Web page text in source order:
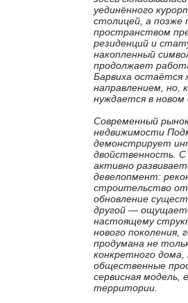
уединённого
столицей, а позже
пространством
резиденций и
накопленный
продолжает
Барвиха остаётся
направлением, но,
нуждается в новом
Современный
недвижимости
демонстрирует
двойственность.
активно
девелопмент:
строительство
обновление
другой —
настоящему
нового поколения,
продумана не
конкретного дома,
общественные
сервисная модель,
территории.